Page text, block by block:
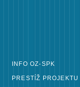
INFO OZ-SPK
PRESTÍŽ PROJEKTU